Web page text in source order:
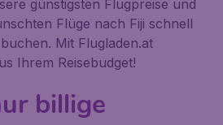
günstigsten Flugpreise und
Flüge nach Fiji schnell
Mit Flugladen.at
Ihrem Reisebudget!
billige